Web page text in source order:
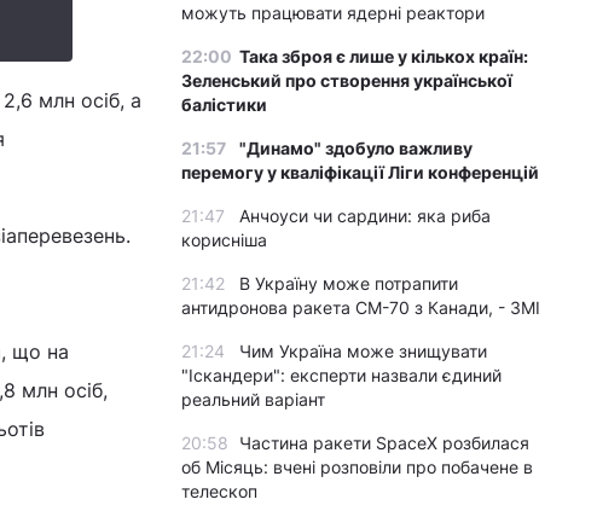
млн осіб, а
що на
млн осіб,
можуть працювати ядерні реактори
22:00 Така зброя є лише у кількох країн:
Зеленський про створення української
балістики
21:57
"Динамо" здобуло важливу
перемогу у кваліфікації Ліги конференцій
21:47
Анчоуси чи сардини: яка риба
корисніша
21:42
В Україну може потрапити
антидронова ракета CM-70 з Канади, - ЗМІ
21:24
Чим Україна може знищувати
"Іскандери": експерти назвали єдиний
реальний варіант
20:58
Частина ракети SpaceX розбилася
об Місяць: вчені розповіли про побачене в
телескоп